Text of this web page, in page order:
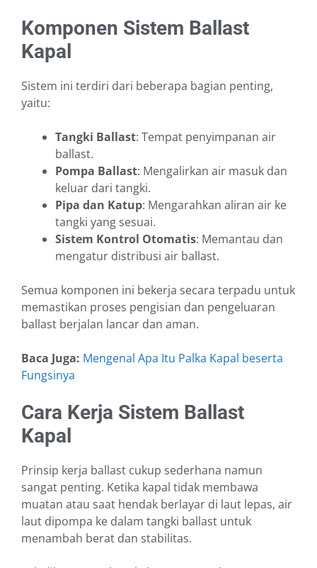
Komponen Sistem Ballast
Kapal
Sistem ini terdiri dari beberapa bagian penting,
yaitu:
Tangki Ballast: Tempat penyimpanan air
ballast.
Pompa Ballast: Mengalirkan air masuk dan
keluar dari tangki.
Pipa dan Katup: Mengarahkan aliran air ke
tangki yang sesuai.
Sistem Kontrol Otomatis: Memantau dan
mengatur distribusi air ballast.
Semua komponen ini bekerja secara terpadu untuk
memastikan proses pengisian dan pengeluaran
ballast berjalan lancar dan aman.
Baca Juga: Mengenal Apa Itu Palka Kapal beserta
Fungsinya
Cara Kerja Sistem Ballast
Kapal
Prinsip kerja ballast cukup sederhana namun
sangat penting. Ketika kapal tidak membawa
muatan atau saat hendak berlayar di laut lepas, air
laut dipompa ke dalam tangki ballast untuk
menambah berat dan stabilitas.